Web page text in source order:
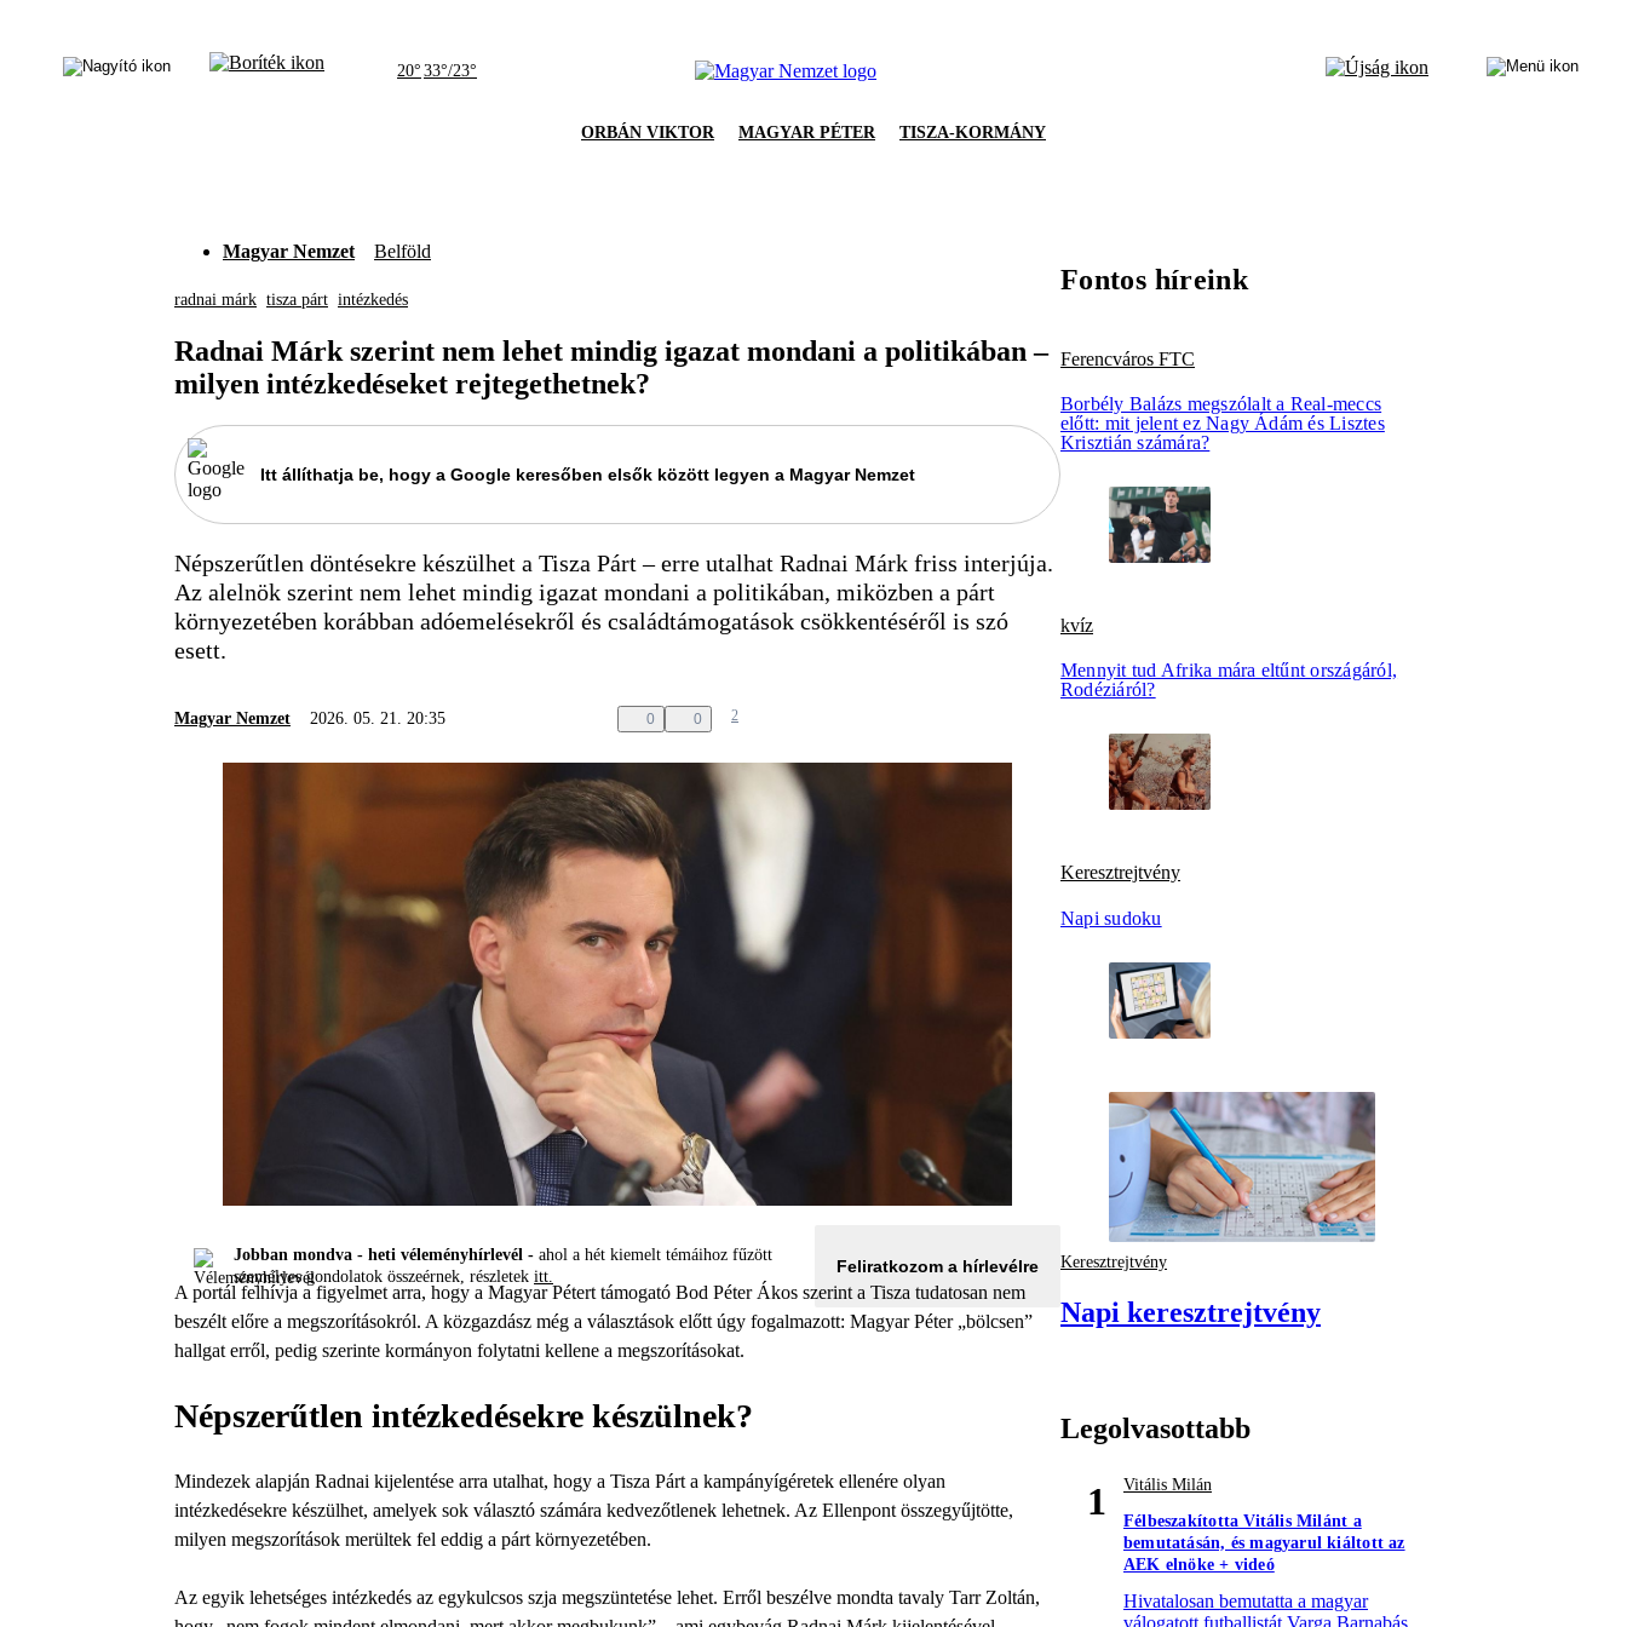
20° 33°/23°
ORBÁN VIKTOR MAGYAR PÉTER TISZA-KORMÁNY
Magyar Nemzet Belföld
radnai márk tisza párt intézkedés
Radnai Márk szerint nem lehet mindig igazat mondani a politikában –
milyen intézkedéseket rejtegethetnek?
Itt állíthatja be, hogy a Google keresőben elsők között legyen a Magyar Nemzet
Népszerűtlen döntésekre készülhet a Tisza Párt – erre utalhat Radnai Márk friss interjúja.
Az alelnök szerint nem lehet mindig igazat mondani a politikában, miközben a párt
környezetében korábban adóemelésekről és családtámogatások csökkentéséről is szó
esett.
Magyar Nemzet 2026. 05. 21. 20:35 0 0 2
Jobban mondva - heti véleményhírlevél - ahol a hét kiemelt témáihoz fűzött
személyes gondolatok összeérnek, részletek itt.
Feliratkozom a hírlevélre
A portál felhívja a figyelmet arra, hogy a Magyar Pétert támogató Bod Péter Ákos szerint a Tisza tudatosan nem
beszélt előre a megszorításokról. A közgazdász még a választások előtt úgy fogalmazott: Magyar Péter „bölcsen”
hallgat erről, pedig szerinte kormányon folytatni kellene a megszorításokat.
Népszerűtlen intézkedésekre készülnek?
Mindezek alapján Radnai kijelentése arra utalhat, hogy a Tisza Párt a kampányígéretek ellenére olyan
intézkedésekre készülhet, amelyek sok választó számára kedvezőtlenek lehetnek. Az Ellenpont összegyűjtötte,
milyen megszorítások merültek fel eddig a párt környezetében.
Az egyik lehetséges intézkedés az egykulcsos szja megszüntetése lehet. Erről beszélve mondta tavaly Tarr Zoltán,
Fontos híreink
Ferencváros FTC
Borbély Balázs megszólalt a Real-meccs
előtt: mit jelent ez Nagy Ádám és Lisztes
Krisztián számára?
kvíz
Mennyit tud Afrika mára eltűnt országáról,
Rodéziáról?
Keresztrejtvény
Napi sudoku
Keresztrejtvény
Napi keresztrejtvény
Legolvasottabb
1
Vitális Milán
Félbeszakította Vitális Milánt a
bemutatásán, és magyarul kiáltott az
AEK elnöke + videó
Hivatalosan bemutatta a magyar